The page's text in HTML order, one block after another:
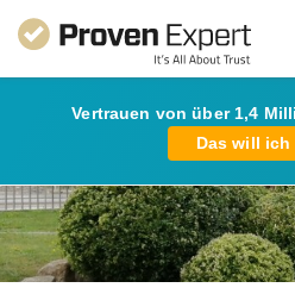
Vertrauen von über 1,4
Das will ich